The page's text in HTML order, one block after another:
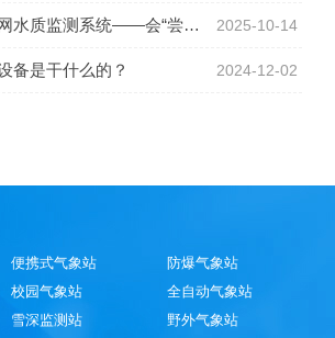
监测系统——会“尝污水”的机器 2025-10-14
备是干什么的？ 2024-12-02
便携式气象站
防爆气象站
校园气象站
全自动气象站
雪深监测站
野外气象站